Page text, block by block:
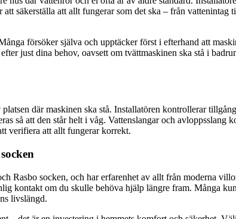
säkerställa att allt fungerar som det ska – från
försöker själva och upptäcker först i efterhand att
just dina behov, oavsett om tvättmaskinen ska stå i
där maskinen ska stå. Installatören kontrollerar
så att den står helt i våg. Vattenslangar och
verifiera att allt fungerar korrekt.
Rasbo socken, och har erfarenhet av allt från moderna
kontakt om du skulle behöva hjälp längre fram. Många
livslängd.